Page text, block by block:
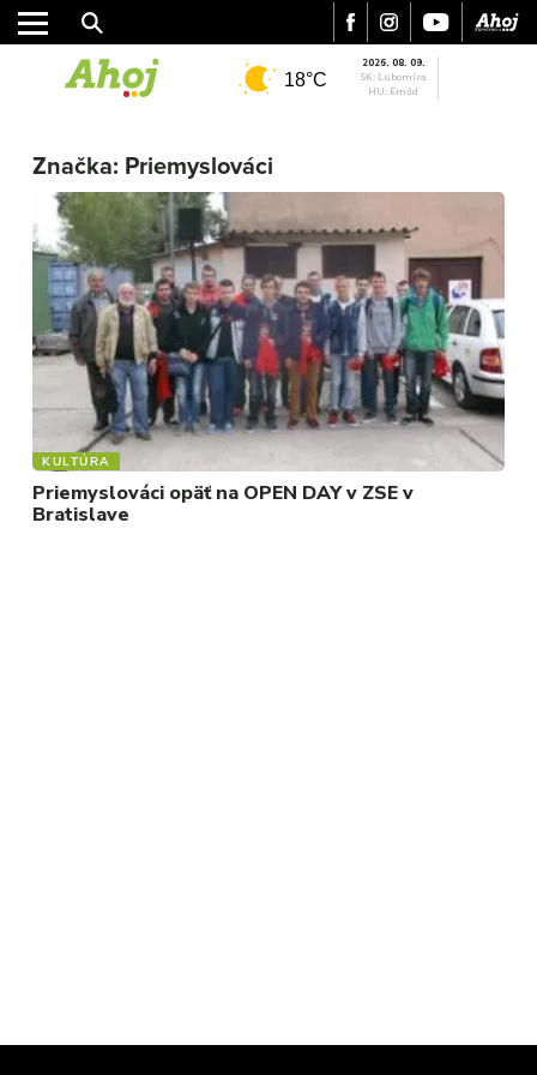
MESTO
REGIÓN
ŠPORT
KULTÚRA
FOTKY
VIDEO
MIX
18°C
2026. 08. 09.
SK: Ľubomíra
HU: Emőd
Značka: Priemyslováci
KULTÚRA
Priemyslováci opäť na OPEN DAY v ZSE v
Bratislave